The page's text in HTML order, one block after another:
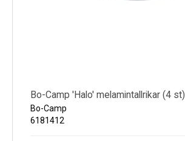
Bo-Camp 'Halo' melamintallrikar (4 st)
Bo-Camp
6181412